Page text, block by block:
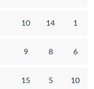
10 14 1
9 8 6
15 5 10